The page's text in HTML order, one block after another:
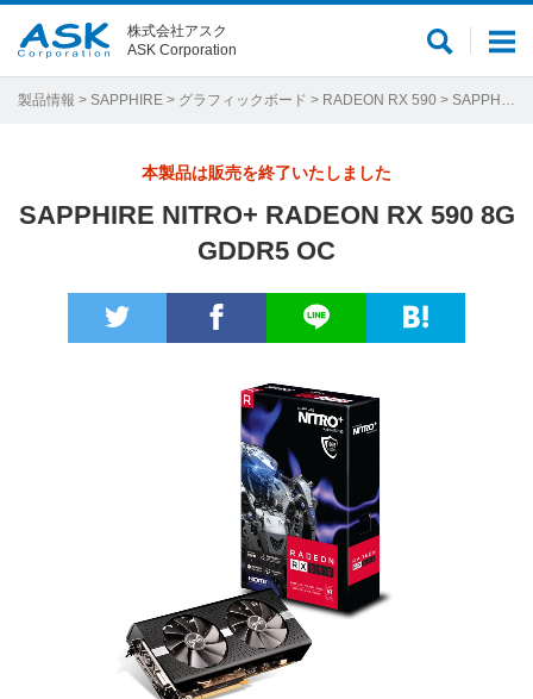
メ
ュ
サ
ト
株式会社アスク
ASK Corporation
製品情報 > SAPPHIRE > グラフィックボード > RADEON RX 590 > SAPPHIRE NITRO+ RADEON RX 590 8G GDDR5 OC
本製品は販売を終了いたしました
SAPPHIRE NITRO+ RADEON RX 590 8G
GDDR5 OC